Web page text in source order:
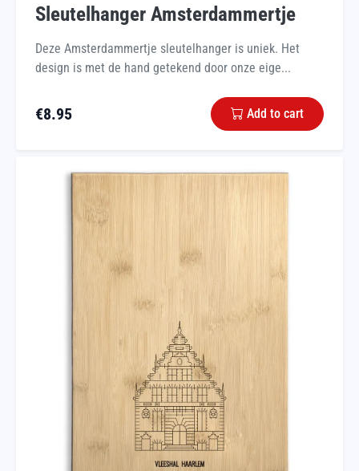
Sleutelhanger Amsterdammertje
Deze Amsterdammertje sleutelhanger is uniek. Het
design is met de hand getekend door onze eige...
€8.95 Add to cart